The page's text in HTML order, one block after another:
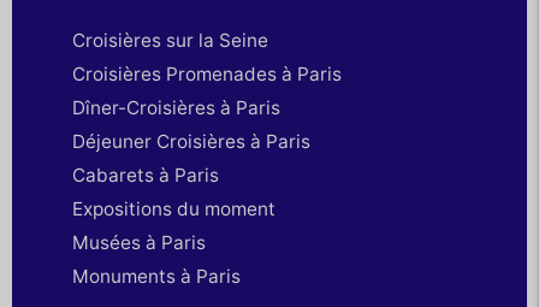
Croisières sur la Seine
Croisières Promenades à Paris
Dîner-Croisières à Paris
Déjeuner Croisières à Paris
Cabarets à Paris
Expositions du moment
Musées à Paris
Monuments à Paris